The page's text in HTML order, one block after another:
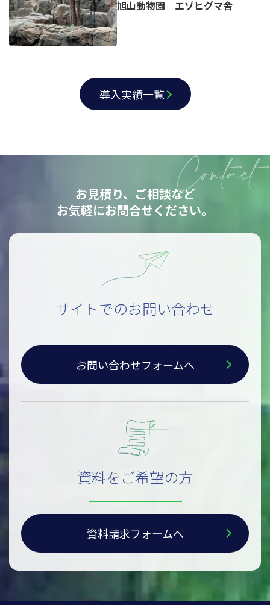
旭山動物園 エゾヒグマ舎
導入実績一覧
お見積り、ご相談など
お気軽にお問合せください。
サイトでのお問い合わせ
お問い合わせフォームへ
資料をご希望の方
資料請求フォームへ